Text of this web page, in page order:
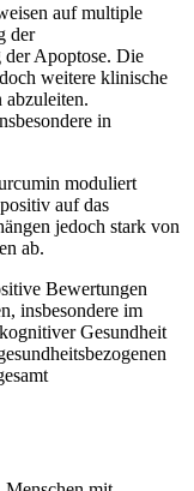
auf multiple
der
Apoptose. Die
weitere klinische
abzuleiten.
in
moduliert
auf das
jedoch stark von
ab.
Bewertungen
insbesondere im
Gesundheit